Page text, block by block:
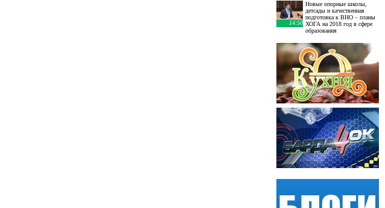
14:50
Новые опорные школы,
детсады и качественная
подготовка к ВНО – планы
ХОГА на 2018 год в сфере
образования